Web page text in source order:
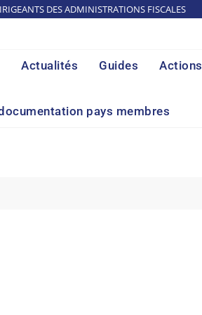
DES ADMINISTRATIONS FISCALES
Actualités Guides Actions
pays membres